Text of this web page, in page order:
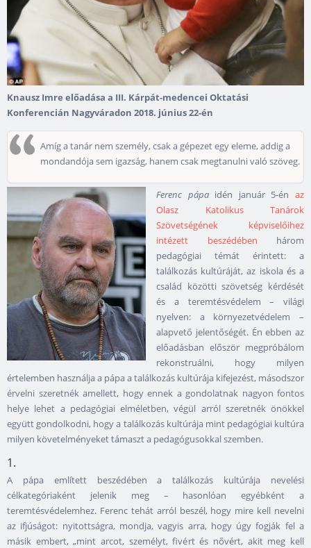
Knausz Imre előadása a III. Kárpát-medencei Oktatási
Konferencián Nagyváradon 2018. június 22-én
Amíg a tanár nem személy, csak a gépezet egy eleme, addig a
mondandója sem igazság, hanem csak megtanulni való szöveg.
Ferenc pápaidén január 5-énaz
Olasz Katolikus Tanárok
Szövetségének képviselőihez
intézett beszédében három
pedagógiai témát érintett: a
találkozás kultúráját, az iskola és a
család közötti szövetség kérdését
és a teremtésvédelem – világi
nyelven: a környezetvédelem –
alapvető jelentőségét. Én ebben az
előadásban először megpróbálom
rekonstruálni, hogy milyen
értelemben használja a pápa a találkozás kultúrája kifejezést, másodszor
érvelni szeretnék amellett, hogy ennek a gondolatnak nagyon fontos
helye lehet a pedagógiai elméletben, végül arról szeretnék önökkel
együtt gondolkodni, hogy a találkozás kultúrája mint pedagógiai kultúra
milyen követelményeket támaszt a pedagógusokkal szemben.
1.
A pápa említett beszédében a találkozás kultúrája nevelési
célkategóriaként jelenik meg – hasonlóan egyébként a
teremtésvédelemhez. Ferenc tehát arról beszél, hogy mire kell nevelni
az ifjúságot: nyitottságra, mondja, vagyis arra, hogy úgy fogják fel a
másik embert, „mint arcot, személyt, fivért és nővért, akit meg kell